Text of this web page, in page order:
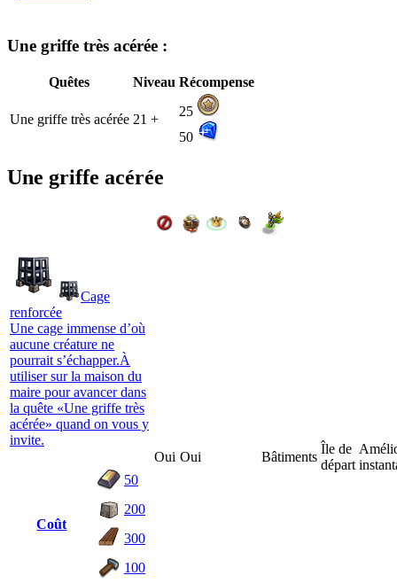
Une griffe très acérée :
Quêtes Niveau Récompense
Une griffe très acérée 21 +
25
50
Une griffe acérée
Cage
renforcée
Une cage immense d’où
aucune créature ne
pourrait s’échapper.À
utiliser sur la maison du
maire pour avancer dans
la quête «Une griffe très
acérée» quand on vous y
invite.
Coût
50
200
300
100
Oui Oui Bâtiments
Île de
départ